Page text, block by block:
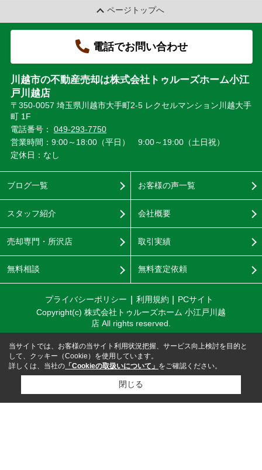
ページトップへ
電話でお問い合わせ
川越市の不動産売却は株式会社トゥルーズホーム小江
戸川越店
〒350-0057 埼玉県川越市大手町2-5 レクセルマンション川越大手
町 1F
電話番号： 049-293-7750
営業時間：9:00～18:00（平日） 9:00～19:00（土日祝）
定休日：なし
ブログ一覧
スタッフ紹介
売却専門・所沢店
無料相談
お客様の声一覧
会社概要
取引実績
無料査定依頼
プライバシーポリシー 利用規約
PCサイト
Copyright(c) 株式会社トゥルーズホーム 小江戸川越
店 All rights reserved.
当サイトでは、お客様の当サイト利用状況把握、サービス向上検討を目的と
して、クッキー（Cookie）を使用しています。
詳しくは、当社の 「Cookieの取扱いについて」 をご確認ください。
閉じる